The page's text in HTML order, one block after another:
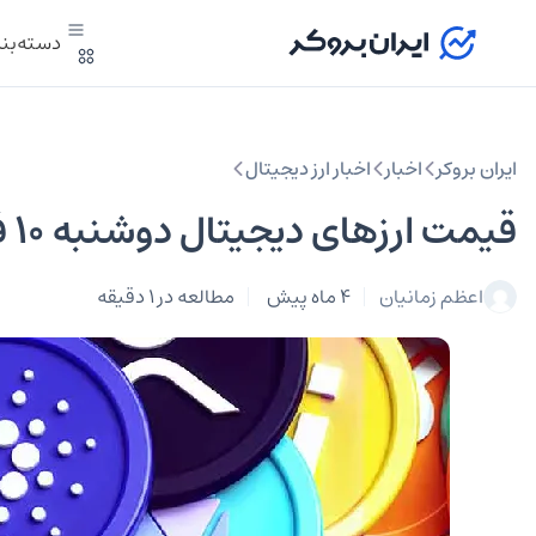
ایران بروکر اخبار اخبار ارز دیجیتال
‌‏قیمت ارزهای دیجیتال دوشنبه 10 فروردین 1405
اعظم زمانیان 4 ماه پیش مطالعه در 1 دقیقه